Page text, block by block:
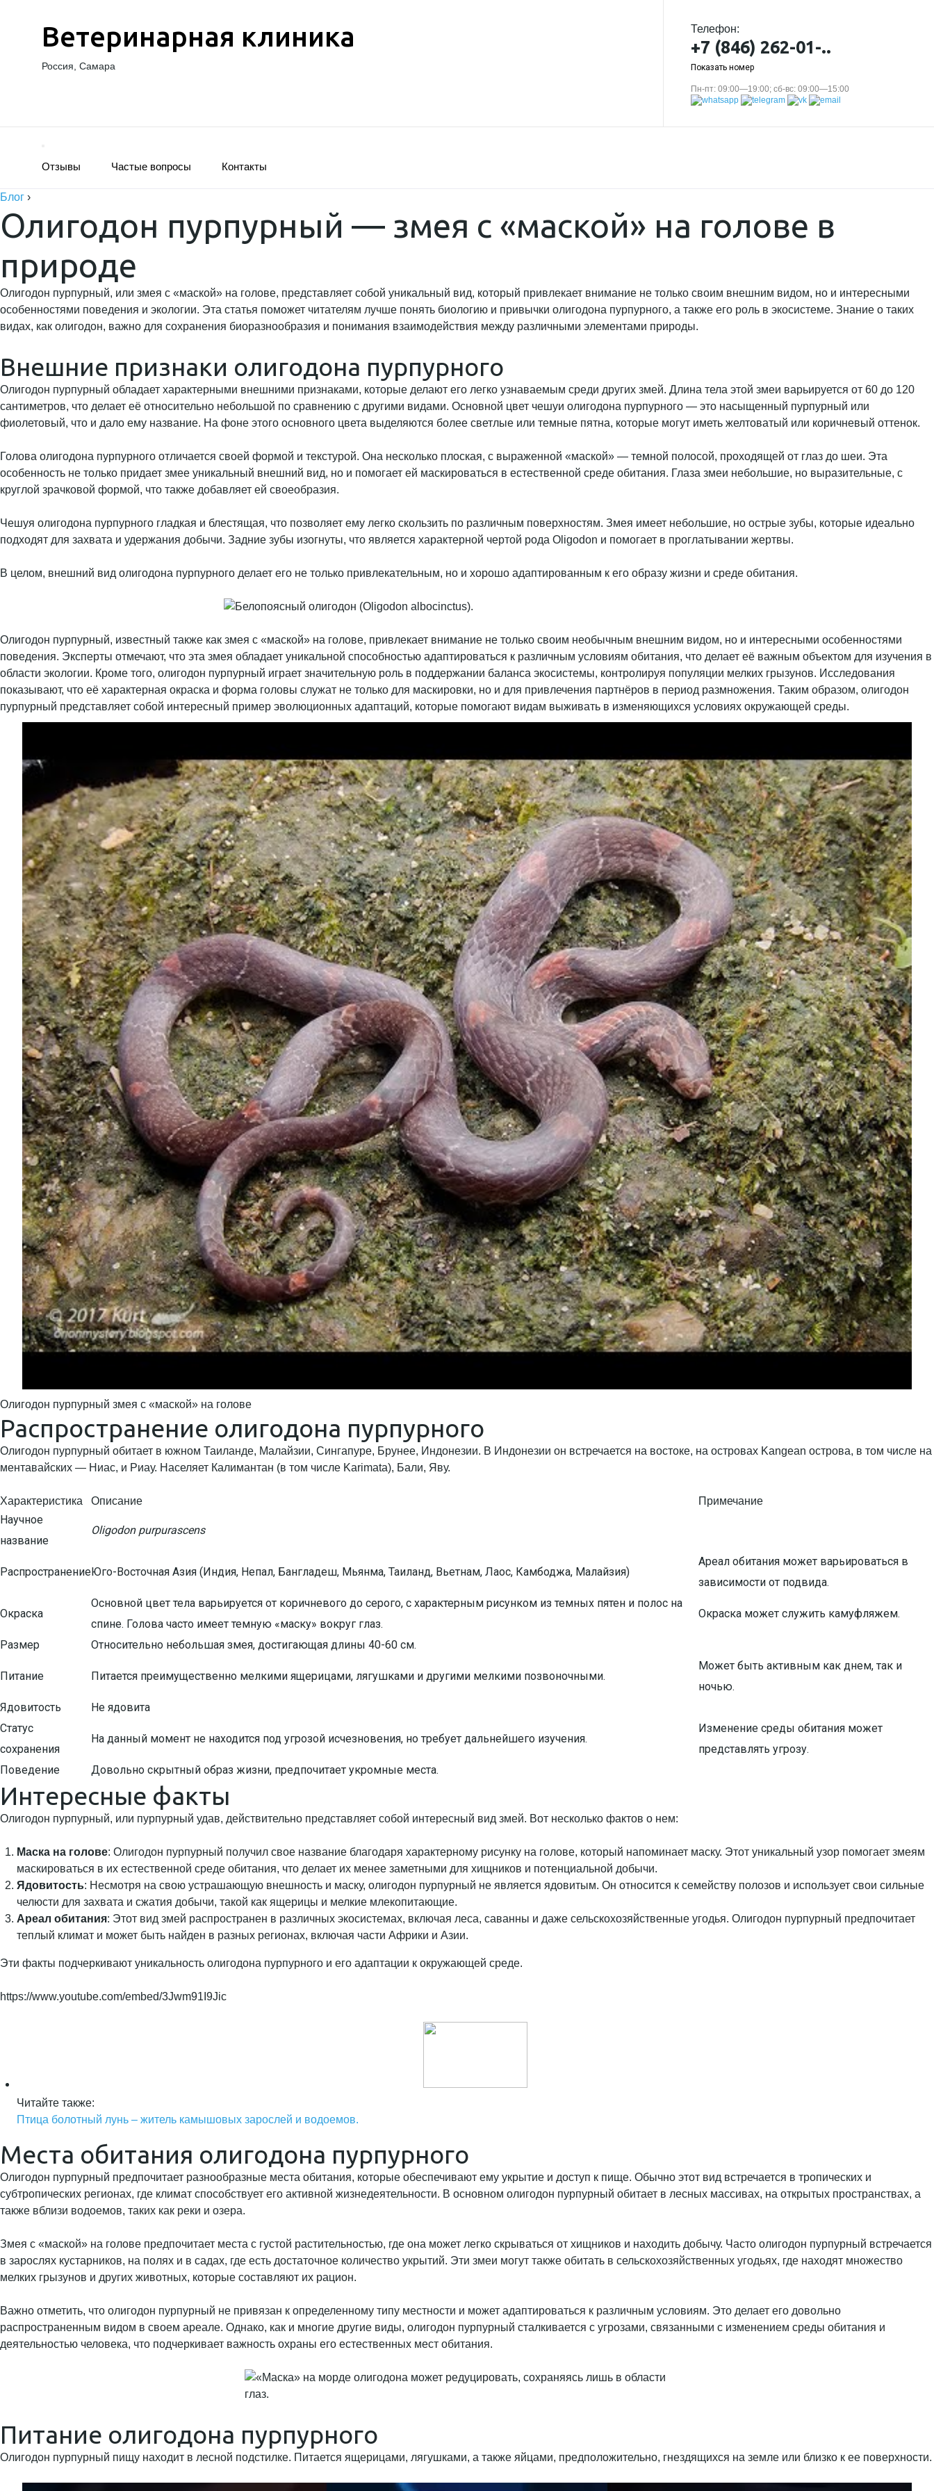
Ветеринарная клиника
Россия, Самара
Телефон:
+7 (846) 262-01-..
Показать номер
Пн-пт: 09:00—19:00; сб-вс: 09:00—15:00
Отзывы Частые вопросы Контакты
Блог ›
Олигодон пурпурный — змея с «маской» на голове в
природе
Олигодон пурпурный, или змея с «маской» на голове, представляет собой уникальный вид, который привлекает внимание не только своим внешним видом, но и интересными
особенностями поведения и экологии. Эта статья поможет читателям лучше понять биологию и привычки олигодона пурпурного, а также его роль в экосистеме. Знание о таких
видах, как олигодон, важно для сохранения биоразнообразия и понимания взаимодействия между различными элементами природы.
Внешние признаки олигодона пурпурного
Олигодон пурпурный обладает характерными внешними признаками, которые делают его легко узнаваемым среди других змей. Длина тела этой змеи варьируется от 60 до 120
сантиметров, что делает её относительно небольшой по сравнению с другими видами. Основной цвет чешуи олигодона пурпурного — это насыщенный пурпурный или
фиолетовый, что и дало ему название. На фоне этого основного цвета выделяются более светлые или темные пятна, которые могут иметь желтоватый или коричневый оттенок.
Голова олигодона пурпурного отличается своей формой и текстурой. Она несколько плоская, с выраженной «маской» — темной полосой, проходящей от глаз до шеи. Эта
особенность не только придает змее уникальный внешний вид, но и помогает ей маскироваться в естественной среде обитания. Глаза змеи небольшие, но выразительные, с
круглой зрачковой формой, что также добавляет ей своеобразия.
Чешуя олигодона пурпурного гладкая и блестящая, что позволяет ему легко скользить по различным поверхностям. Змея имеет небольшие, но острые зубы, которые идеально
подходят для захвата и удержания добычи. Задние зубы изогнуты, что является характерной чертой рода Oligodon и помогает в проглатывании жертвы.
В целом, внешний вид олигодона пурпурного делает его не только привлекательным, но и хорошо адаптированным к его образу жизни и среде обитания.
Олигодон пурпурный, известный также как змея с «маской» на голове, привлекает внимание не только своим необычным внешним видом, но и интересными особенностями
поведения. Эксперты отмечают, что эта змея обладает уникальной способностью адаптироваться к различным условиям обитания, что делает её важным объектом для изучения в
области экологии. Кроме того, олигодон пурпурный играет значительную роль в поддержании баланса экосистемы, контролируя популяции мелких грызунов. Исследования
показывают, что её характерная окраска и форма головы служат не только для маскировки, но и для привлечения партнёров в период размножения. Таким образом, олигодон
пурпурный представляет собой интересный пример эволюционных адаптаций, которые помогают видам выживать в изменяющихся условиях окружающей среды.
Олигодон пурпурный змея с «маской» на голове
Распространение олигодона пурпурного
Олигодон пурпурный обитает в южном Таиланде, Малайзии, Сингапуре, Брунее, Индонезии. В Индонезии он встречается на востоке, на островах Kangean острова, в том числе на
ментавайских — Ниас, и Риау. Населяет Калимантан (в том числе Karimata), Бали, Яву.
Характеристика Описание Примечание
Научное
название
Oligodon purpurascens
РаспространениеЮго-Восточная Азия (Индия, Непал, Бангладеш, Мьянма, Таиланд, Вьетнам, Лаос, Камбоджа, Малайзия)
Ареал обитания может варьироваться в
зависимости от подвида.
Окраска
Основной цвет тела варьируется от коричневого до серого, с характерным рисунком из темных пятен и полос на
спине. Голова часто имеет темную «маску» вокруг глаз.
Окраска может служить камуфляжем.
Размер Относительно небольшая змея, достигающая длины 40-60 см.
Питание Питается преимущественно мелкими ящерицами, лягушками и другими мелкими позвоночными.
Может быть активным как днем, так и
ночью.
Ядовитость
Не ядовита
Статус
сохранения
На данный момент не находится под угрозой исчезновения, но требует дальнейшего изучения.
Изменение среды обитания может
представлять угрозу.
Поведение
Довольно скрытный образ жизни, предпочитает укромные места.
Интересные факты
Олигодон пурпурный, или пурпурный удав, действительно представляет собой интересный вид змей. Вот несколько фактов о нем:
Маска на голове: Олигодон пурпурный получил свое название благодаря характерному рисунку на голове, который напоминает маску. Этот уникальный узор помогает змеям
маскироваться в их естественной среде обитания, что делает их менее заметными для хищников и потенциальной добычи.
Ядовитость: Несмотря на свою устрашающую внешность и маску, олигодон пурпурный не является ядовитым. Он относится к семейству полозов и использует свои сильные
челюсти для захвата и сжатия добычи, такой как ящерицы и мелкие млекопитающие.
Ареал обитания: Этот вид змей распространен в различных экосистемах, включая леса, саванны и даже сельскохозяйственные угодья. Олигодон пурпурный предпочитает
теплый климат и может быть найден в разных регионах, включая части Африки и Азии.
Эти факты подчеркивают уникальность олигодона пурпурного и его адаптации к окружающей среде.
https://www.youtube.com/embed/3Jwm91I9Jic
Читайте также:
Птица болотный лунь – житель камышовых зарослей и водоемов.
Места обитания олигодона пурпурного
Олигодон пурпурный предпочитает разнообразные места обитания, которые обеспечивают ему укрытие и доступ к пище. Обычно этот вид встречается в тропических и
субтропических регионах, где климат способствует его активной жизнедеятельности. В основном олигодон пурпурный обитает в лесных массивах, на открытых пространствах, а
также вблизи водоемов, таких как реки и озера.
Змея с «маской» на голове предпочитает места с густой растительностью, где она может легко скрываться от хищников и находить добычу. Часто олигодон пурпурный встречается
в зарослях кустарников, на полях и в садах, где есть достаточное количество укрытий. Эти змеи могут также обитать в сельскохозяйственных угодьях, где находят множество
мелких грызунов и других животных, которые составляют их рацион.
Важно отметить, что олигодон пурпурный не привязан к определенному типу местности и может адаптироваться к различным условиям. Это делает его довольно
распространенным видом в своем ареале. Однако, как и многие другие виды, олигодон пурпурный сталкивается с угрозами, связанными с изменением среды обитания и
деятельностью человека, что подчеркивает важность охраны его естественных мест обитания.
Питание олигодона пурпурного
Олигодон пурпурный пищу находит в лесной подстилке. Питается ящерицами, лягушками, а также яйцами, предположительно, гнездящихся на земле или близко к ее поверхности.